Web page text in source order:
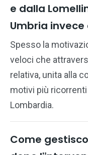
e dalla
Umbria invece
Spesso la
veloci che
relativa, unita alla
motivi più
Lombardia.
Come